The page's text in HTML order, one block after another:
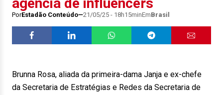
PorEstadão Conteúdo 21/05/25 - 18h15minEmBrasil
Brunna Rosa, aliada da primeira-dama Janja e ex-chefe
da Secretaria de Estratégias e Redes da Secretaria de